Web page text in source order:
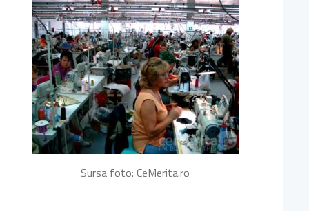
Sursa foto: CeMerita.ro